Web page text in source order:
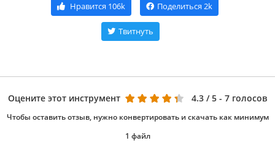
Нравится 106k Поделиться 2k
Твитнуть
Оцените этот инструмент 4.3 / 5 - 7 голосов
Чтобы оставить отзыв, нужно конвертировать и скачать как минимум
1 файл